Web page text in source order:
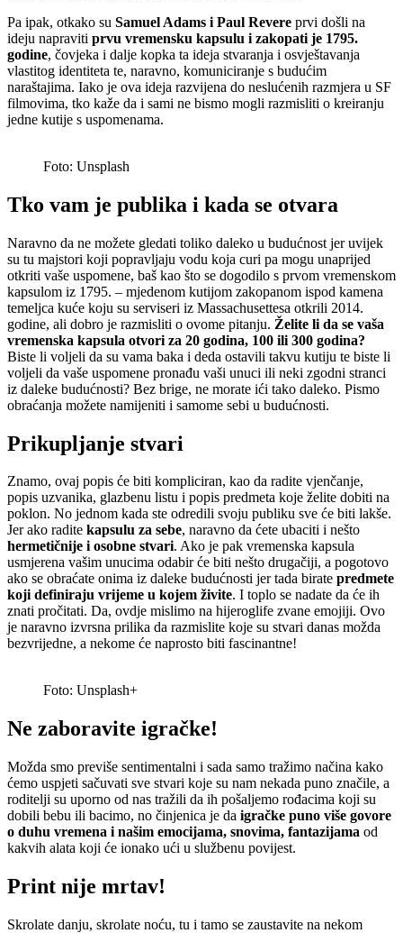
Pa ipak, otkako su Samuel Adams i Paul Revere prvi došli na
ideju napraviti prvu vremensku kapsulu i zakopati je 1795.
godine, čovjeka i dalje kopka ta ideja stvaranja i osvještavanja
vlastitog identiteta te, naravno, komuniciranje s budućim
naraštajima. Iako je ova ideja razvijena do neslućenih razmjera u SF
filmovima, tko kaže da i sami ne bismo mogli razmisliti o kreiranju
jedne kutije s uspomenama.
Foto: Unsplash
Tko vam je publika i kada se otvara
Naravno da ne možete gledati toliko daleko u budućnost jer uvijek
su tu majstori koji popravljaju vodu koja curi pa mogu unaprijed
otkriti vaše uspomene, baš kao što se dogodilo s prvom vremenskom
kapsulom iz 1795. – mjedenom kutijom zakopanom ispod kamena
temeljca kuće koju su serviseri iz Massachusettesa otkrili 2014.
godine, ali dobro je razmisliti o ovome pitanju. Želite li da se vaša
vremenska kapsula otvori za 20 godina, 100 ili 300 godina?
Biste li voljeli da su vama baka i deda ostavili takvu kutiju te biste li
voljeli da vaše uspomene pronađu vaši unuci ili neki zgodni stranci
iz daleke budućnosti? Bez brige, ne morate ići tako daleko. Pismo
obraćanja možete namijeniti i samome sebi u budućnosti.
Prikupljanje stvari
Znamo, ovaj popis će biti kompliciran, kao da radite vjenčanje,
popis uzvanika, glazbenu listu i popis predmeta koje želite dobiti na
poklon. No jednom kada ste odredili svoju publiku sve će biti lakše.
Jer ako radite kapsulu za sebe, naravno da ćete ubaciti i nešto
hermetičnije i osobne stvari. Ako je pak vremenska kapsula
usmjerena vašim unucima odabir će biti nešto drugačiji, a pogotovo
ako se obraćate onima iz daleke budućnosti jer tada birate predmete
koji definiraju vrijeme u kojem živite. I toplo se nadate da će ih
znati pročitati. Da, ovdje mislimo na hijeroglife zvane emojiji. Ovo
je naravno izvrsna prilika da razmislite koje su stvari danas možda
bezvrijedne, a nekome će naprosto biti fascinantne!
Foto: Unsplash+
Ne zaboravite igračke!
Možda smo previše sentimentalni i sada samo tražimo načina kako
ćemo uspjeti sačuvati sve stvari koje su nam nekada puno značile, a
roditelji su uporno od nas tražili da ih pošaljemo rođacima koji su
dobili bebu ili bacimo, no činjenica je da igračke puno više govore
o duhu vremena i našim emocijama, snovima, fantazijama od
kakvih alata koji će ionako ući u službenu povijest.
Print nije mrtav!
Skrolate danju, skrolate noću, tu i tamo se zaustavite na nekom